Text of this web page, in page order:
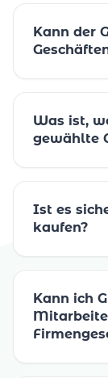
Kann der
Was ist,
gewählte
Ist es
kaufen?
Kann ich